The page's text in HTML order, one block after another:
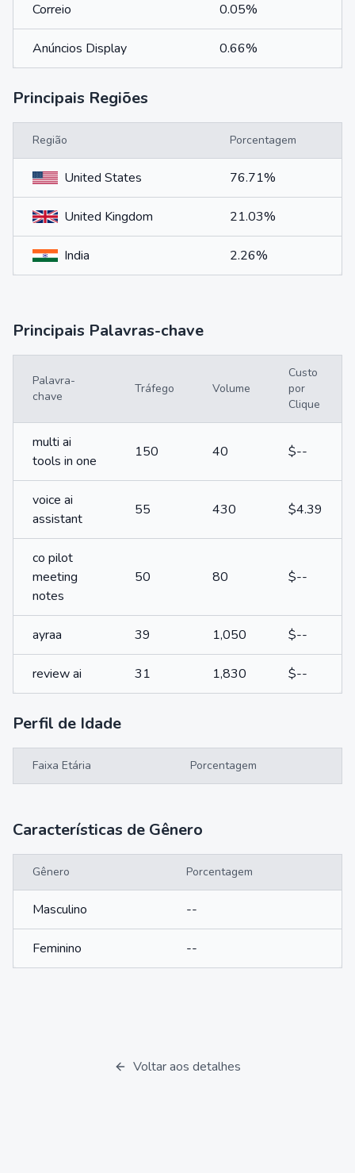
Correio 0.05%
Anúncios Display 0.66%
Principais Regiões
Região Porcentagem
United States 76.71%
United Kingdom 21.03%
India 2.26%
Principais Palavras-chave
Palavra-
chave
Tráfego Volume
Custo
por
Clique
multi ai
tools in one
150 40 $--
voice ai
assistant
55 430 $4.39
co pilot
meeting
notes
50 80 $--
ayraa 39 1,050 $--
review ai 31 1,830 $--
Perfil de Idade
Faixa Etária Porcentagem
Características de Gênero
Gênero Porcentagem
Masculino --
Feminino --
Voltar aos detalhes